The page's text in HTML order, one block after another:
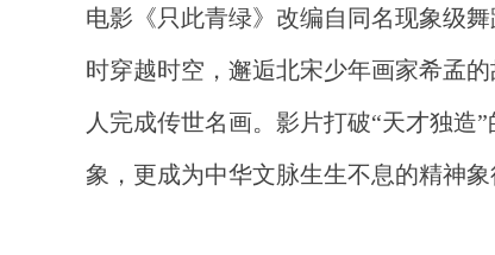
电影《只此青绿》改编自同名现象级
时穿越时空，邂逅北宋少年画家希孟
人完成传世名画。影片打破“天才独造
象，更成为中华文脉生生不息的精神象